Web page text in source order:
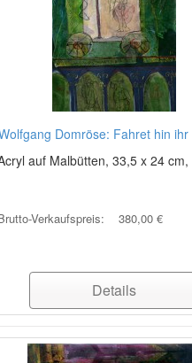
Domröse: Fahret hin
auf Malbütten, 33,5 x 24
Verkaufspreis: 380,00 €
Details